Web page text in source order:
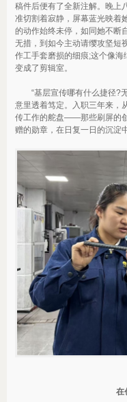
稿件后便有了全新注解。晚上
准切割着寂静，屏幕蓝光映着
的动作始终未停，如同她不断
无措，到如今主动请缨攻坚短
作工手套磨损的细痕;这个像
变成了剪辑室。
“基层宣传哪有什么捷径?无
意里透着笃定。入职三年来，
传工作的舵盘——那些刷屏的
赠的勋章，在日复一日的沉淀
在